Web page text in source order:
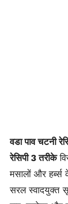
वडा पाव चटनी
रेसिपी 3 तरीके
मसालों और
सरल स्वादयुक्त